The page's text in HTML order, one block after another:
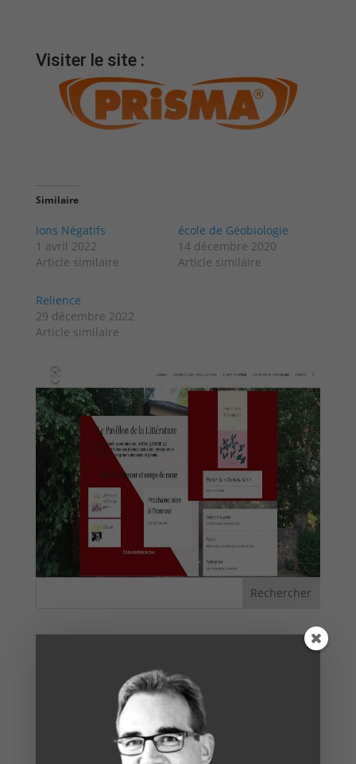
Visiter le site :
Similaire
Ions Négatifs
1 avril 2022
Article similaire
école de Géobiologie
14 décembre 2020
Article similaire
Relience
29 décembre 2022
Article similaire
Augmenter le taux de conversion grâce à
l’intelligence artificielle
7 erreurs courantes à éviter lors de la création de
votre site e-commerce